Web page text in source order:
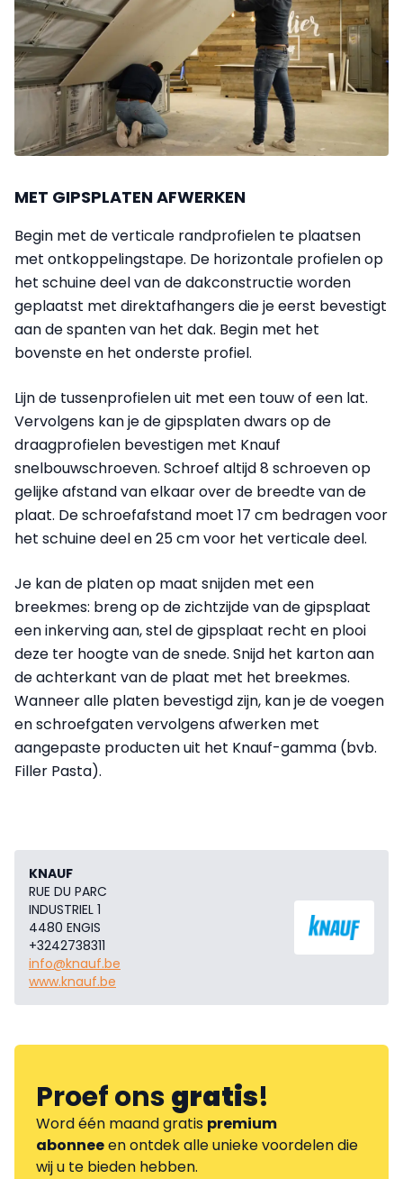
MET GIPSPLATEN AFWERKEN
Begin met de verticale randprofielen te plaatsen
met ontkoppelingstape. De horizontale profielen op
het schuine deel van de dakconstructie worden
geplaatst met direktafhangers die je eerst bevestigt
aan de spanten van het dak. Begin met het
bovenste en het onderste profiel.
Lijn de tussenprofielen uit met een touw of een lat.
Vervolgens kan je de gipsplaten dwars op de
draagprofielen bevestigen met Knauf
snelbouwschroeven. Schroef altijd 8 schroeven op
gelijke afstand van elkaar over de breedte van de
plaat. De schroefafstand moet 17 cm bedragen voor
het schuine deel en 25 cm voor het verticale deel.
Je kan de platen op maat snijden met een
breekmes: breng op de zichtzijde van de gipsplaat
een inkerving aan, stel de gipsplaat recht en plooi
deze ter hoogte van de snede. Snijd het karton aan
de achterkant van de plaat met het breekmes.
Wanneer alle platen bevestigd zijn, kan je de voegen
en schroefgaten vervolgens afwerken met
aangepaste producten uit het Knauf-gamma (bvb.
Filler Pasta).
KNAUF
RUE DU PARC
INDUSTRIEL 1
4480 ENGIS
+3242738311
info@knauf.be
www.knauf.be
Proef onsgratis!
Word één maand gratis premium
abonneeen ontdek alle unieke voordelen die
wij u te bieden hebben.